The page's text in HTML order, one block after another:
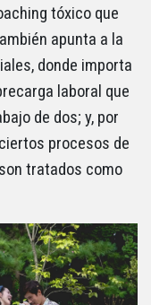
tóxico que
apunta a la
donde importa
laboral que
de dos; y, por
procesos de
tratados como